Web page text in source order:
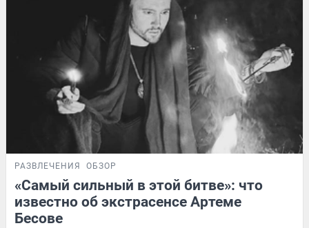
РАЗВЛЕЧЕНИЯ ОБЗОР
«Самый сильный в этой битве»: что
известно об экстрасенсе Артеме
Бесове